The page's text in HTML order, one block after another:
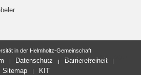
letzte Änderung: 20.02.2024
in der Helmholtz-Gemeinschaft
Datenschutz
Barrierefreiheit
Sitemap
KIT